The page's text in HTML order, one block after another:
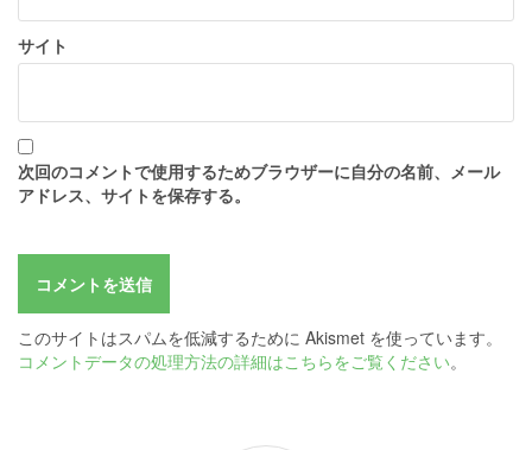
サイト
次回のコメントで使用するためブラウザーに自分の名前、メール
アドレス、サイトを保存する。
このサイトはスパムを低減するために Akismet を使っています。
コメントデータの処理方法の詳細はこちらをご覧ください。